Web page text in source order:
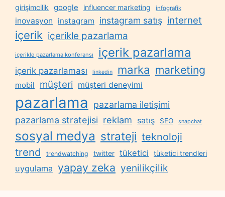
girişimcilik google influencer marketing infografik
inovasyon instagram instagram satış internet
içerik içerikle pazarlama
içerikle pazarlama konferansı içerik pazarlama
içerik pazarlaması linkedin marka marketing
mobil müşteri müşteri deneyimi
pazarlama
pazarlama iletişimi
pazarlama stratejisi reklam satış SEO snapchat
sosyal medya strateji teknoloji
trend trendwatching twitter tüketici tüketici trendleri
uygulama yapay zeka yenilikçilik